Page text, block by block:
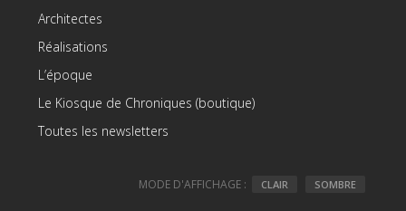
Architectes
Réalisations
L’époque
Le Kiosque de Chroniques (boutique)
Toutes les newsletters
MODE D'AFFICHAGE : CLAIR SOMBRE